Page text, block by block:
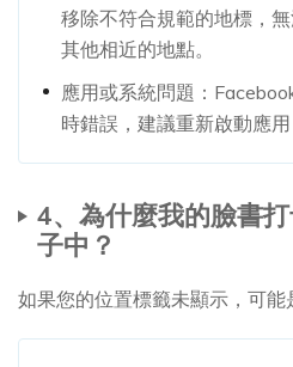
移除不符合規範的地標，
其他相近的地點。
應用或系統問題：
時錯誤，建議重新啟動應用
4、為什麼我的臉書
子中？
如果您的位置標籤未顯示，可能